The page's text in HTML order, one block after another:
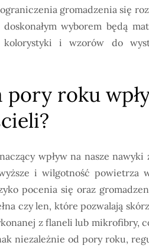
gromadzenia się
wyborem będą
kolorystyki i wzorów do
pory roku
wpływ na nasze
i wilgotność powietrza
pocenia się oraz
czy len, które pozwalają
z flaneli lub mikrofibry,
niezależnie od pory roku,